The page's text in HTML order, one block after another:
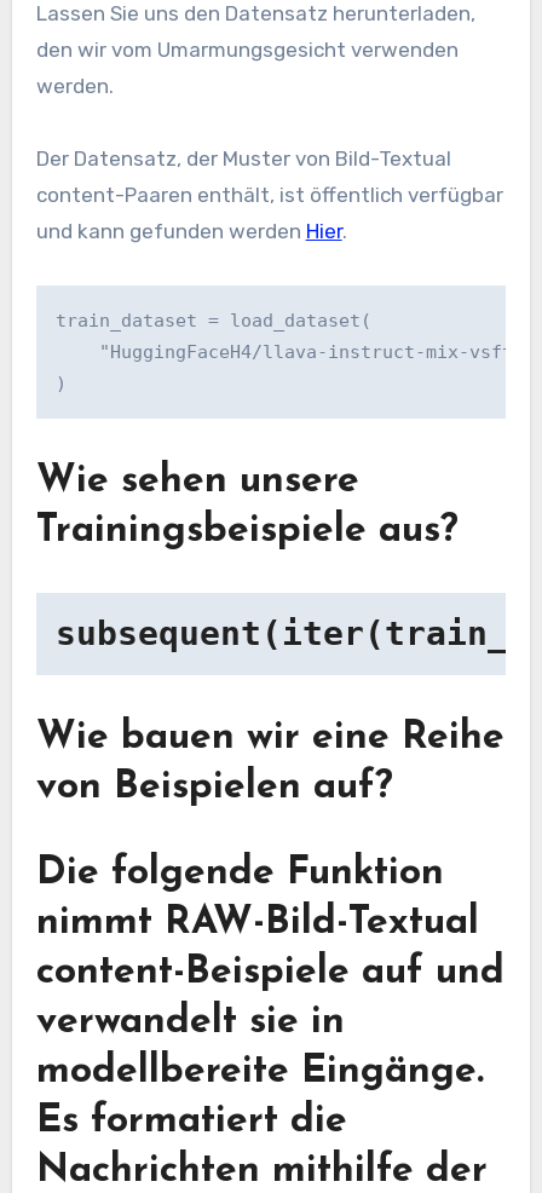
Lassen Sie uns den Datensatz herunterladen,
den wir vom Umarmungsgesicht verwenden
werden.
Der Datensatz, der Muster von Bild-Textual
content-Paaren enthält, ist öffentlich verfügbar
und kann gefunden werden Hier.
train_dataset = load_dataset(
"HuggingFaceH4/llava-instruct-mix-
)
Wie sehen unsere
Trainingsbeispiele aus?
Wie bauen wir eine Reihe
von Beispielen auf?
Die folgende Funktion
nimmt RAW-Bild-Textual
content-Beispiele auf und
verwandelt sie in
modellbereite Eingänge.
Es formatiert die
Nachrichten mithilfe der